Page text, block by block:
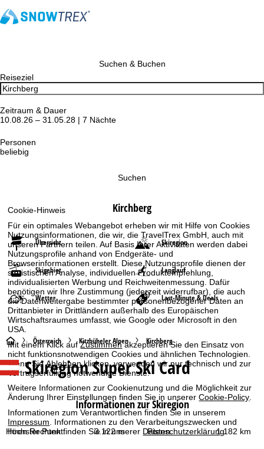
Cookie-Hinweis
Für ein optimales Webangebot erheben wir mit Hilfe von Cookies
Nutzungsinformationen, die wir, die TravelTrex GmbH, auch mit
unseren Partnern teilen. Auf Basis Ihrer Aktivitäten werden dabei
Nutzungsprofile anhand von Endgeräte- und
Browserinformationen erstellt. Diese Nutzungsprofile dienen der
statistischen Analyse, individuellen Produktempfehlung,
individualisierten Werbung und Reichweitenmessung. Dafür
benötigen wir Ihre Zustimmung (jederzeit widerrufbar), die auch
die Datenweitergabe bestimmter personenbezogener Daten an
Drittanbieter in Drittländern außerhalb des Europäischen
Wirtschaftsraumes umfasst, wie Google oder Microsoft in den
USA.
Mit einem Klick aufZustimmenakzeptieren Sie den Einsatz von
nicht funktionsnotwendigen Cookies und ähnlichen Technologien.
Wenn SieAblehnenklicken, verwenden wir nur technisch und zur
Vertragserfüllung notwendige Dienste.
Weitere Informationen zur Cookienutzung und die Möglichkeit zur
Änderung Ihrer Einstellungen finden Sie in unsererCookie-Policy
Informationen zum Verantwortlichen finden Sie in unserem
Impressum . Informationen zu den Verarbeitungszwecken und
Ihren Rechten finden Sie in unserer Datenschutzerklärung.
Suchen & Buchen
Reiseziel
Zeitraum & Dauer
10.08.26 – 31.05.28 | 7 Nächte
Personen
beliebig
Suchen
Kirchberg
Übersicht Skiregion
Skigebiet Langlauf
Wetter Last-Minute & Deals
S
t
a
r
t
Österreich Kitzbüheler Alpen Kirchberg
Skiregion Super Ski Card
Informationen zur Skiregion
Höchster Punkt: 3.122 m Pisten: 1.182 km